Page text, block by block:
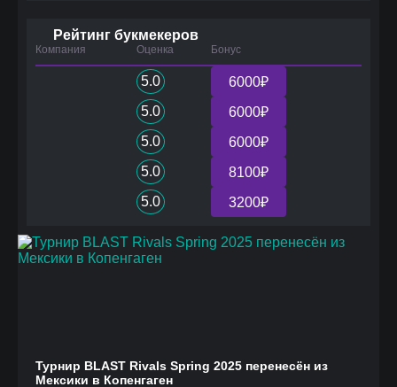
Турнир BLAST Rivals Spring 2025 перенесён из
Мексики в Копенгаген
Рейтинг букмекеров
Компания Оценка Бонус
5.0
6000₽
5.0
6000₽
5.0
6000₽
5.0
8100₽
5.0
3200₽